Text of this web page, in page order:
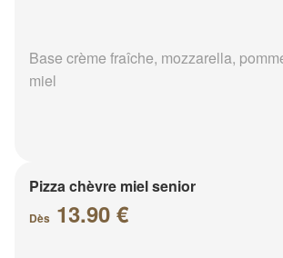
Base crème fraîche, mozzarella,
miel
Pizza chèvre miel senior
Dès 13.90 €